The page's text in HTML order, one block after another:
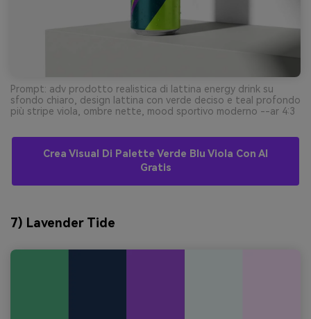
Prompt: adv prodotto realistica di lattina energy drink su
sfondo chiaro, design lattina con verde deciso e teal profondo
più stripe viola, ombre nette, mood sportivo moderno --ar 4:3
Crea Visual Di Palette Verde Blu Viola Con AI
Gratis
7) Lavender Tide